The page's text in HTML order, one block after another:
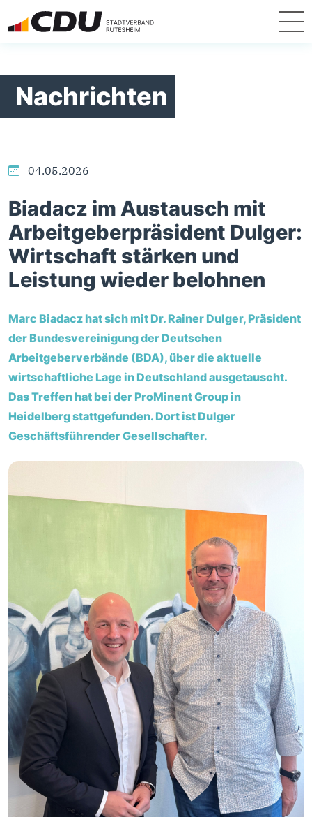
Nachrichten
04.05.2026
Biadacz im Austausch mit
Arbeitgeberpräsident Dulger:
Wirtschaft stärken und
Leistung wieder belohnen
Marc Biadacz hat sich mit Dr. Rainer Dulger, Präsident
der Bundesvereinigung der Deutschen
Arbeitgeberverbände (BDA), über die aktuelle
wirtschaftliche Lage in Deutschland ausgetauscht.
Das Treffen hat bei der ProMinent Group in
Heidelberg stattgefunden. Dort ist Dulger
Geschäftsführender Gesellschafter.